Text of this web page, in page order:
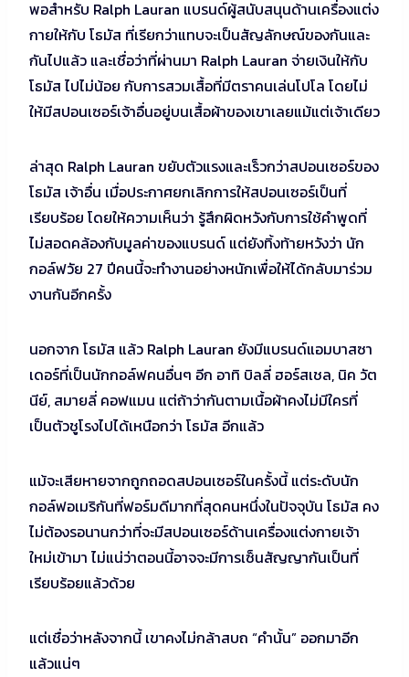
พอสำหรับ Ralph Lauran แบรนด์ผู้สนับสนุนด้านเครื่องแต่ง
กายให้กับ โธมัส ที่เรียกว่าแทบจะเป็นสัญลักษณ์ของกันและ
กันไปแล้ว และเชื่อว่าที่ผ่านมา Ralph Lauran จ่ายเงินให้กับ
โธมัส ไปไม่น้อย กับการสวมเสื้อที่มีตราคนเล่นโปโล โดยไม่
ให้มีสปอนเซอร์เจ้าอื่นอยู่บนเสื้อผ้าของเขาเลยแม้แต่เจ้าเดียว
ล่าสุด Ralph Lauran ขยับตัวแรงและเร็วกว่าสปอนเซอร์ของ
โธมัส เจ้าอื่น เมื่อประกาศยกเลิกการให้สปอนเซอร์เป็นที่
เรียบร้อย โดยให้ความเห็นว่า รู้สึกผิดหวังกับการใช้คำพูดที่
ไม่สอดคล้องกับมูลค่าของแบรนด์ แต่ยังทิ้งท้ายหวังว่า นัก
กอล์ฟวัย 27 ปีคนนี้จะทำงานอย่างหนักเพื่อให้ได้กลับมาร่วม
งานกันอีกครั้ง
นอกจาก โธมัส แล้ว Ralph Lauran ยังมีแบรนด์แอมบาสซา
เดอร์ที่เป็นนักกอล์ฟคนอื่นๆ อีก อาทิ บิลลี่ ฮอร์สเชล, นิค วัต
นีย์, สมายลี่ คอฟแมน แต่ถ้าว่ากันตามเนื้อผ้าคงไม่มีใครที่
เป็นตัวชูโรงไปได้เหนือกว่า โธมัส อีกแล้ว
แม้จะเสียหายจากถูกถอดสปอนเซอร์ในครั้งนี้ แต่ระดับนัก
กอล์ฟอเมริกันที่ฟอร์มดีมากที่สุดคนหนึ่งในปัจจุบัน โธมัส คง
ไม่ต้องรอนานกว่าที่จะมีสปอนเซอร์ด้านเครื่องแต่งกายเจ้า
ใหม่เข้ามา ไม่แน่ว่าตอนนี้อาจจะมีการเซ็นสัญญากันเป็นที่
เรียบร้อยแล้วด้วย
แต่เชื่อว่าหลังจากนี้ เขาคงไม่กล้าสบถ “คำนั้น” ออกมาอีก
แล้วแน่ๆ